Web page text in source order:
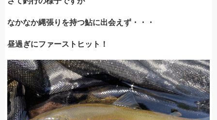
なかなか縄張りを持つ鮎に出会えず・・・
昼過ぎにファーストヒット！